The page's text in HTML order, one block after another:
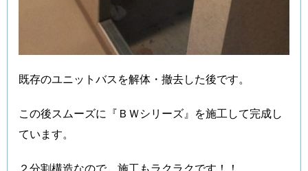
既存のユニットバスを解体・撤去した後です。
この後スムーズに『ＢＷシリーズ』を施工して完成し
ています。
２分割構造なので、施工もラクラクです！！